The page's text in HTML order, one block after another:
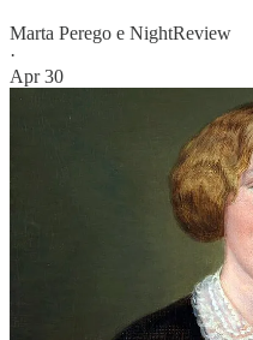
Marta Perego e NightReview
·
Apr 30